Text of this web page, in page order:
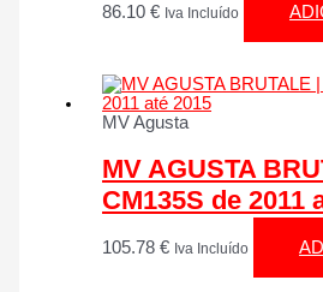
86.10€ Iva Incluído
MV Agusta
MV AGUSTA
CM135S de 2011
105.78€ Iva Incluído